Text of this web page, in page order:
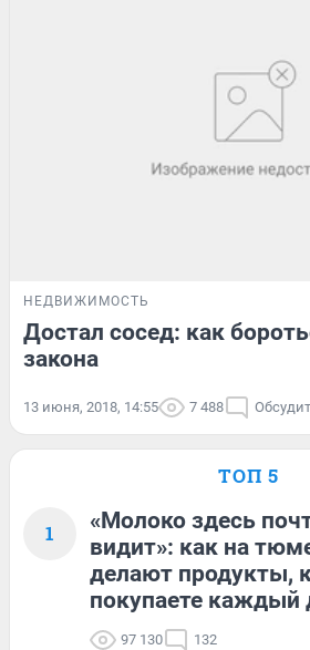
НЕДВИЖИМОСТЬ
Достал сосед: как
закона
13 июня, 2018, 14:55 7 488
ТОП 5
1
«Молоко здесь
видит»: как на
делают продукты,
покупаете каждый
97 130 132